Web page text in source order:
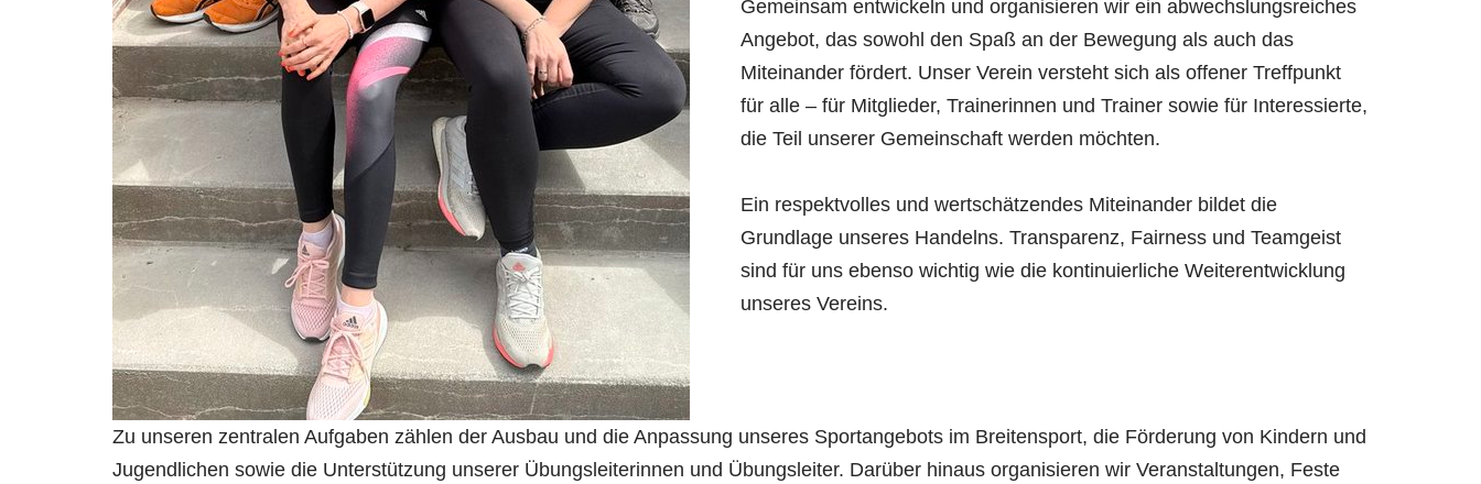
Gemeinsam entwickeln und organisieren wir ein abwechslungsreiches
Angebot, das sowohl den Spaß an der Bewegung als auch das
Miteinander fördert. Unser Verein versteht sich als offener Treffpunkt
für alle – für Mitglieder, Trainerinnen und Trainer sowie für Interessierte,
die Teil unserer Gemeinschaft werden möchten.
Ein respektvolles und wertschätzendes Miteinander bildet die
Grundlage unseres Handelns. Transparenz, Fairness und Teamgeist
sind für uns ebenso wichtig wie die kontinuierliche Weiterentwicklung
unseres Vereins.
Zu unseren zentralen Aufgaben zählen der Ausbau und die Anpassung unseres Sportangebots im Breitensport, die Förderung von Kindern und
Jugendlichen sowie die Unterstützung unserer Übungsleiterinnen und Übungsleiter. Darüber hinaus organisieren wir Veranstaltungen, Feste